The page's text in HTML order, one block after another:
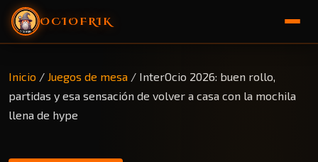
OCIOFRIK
🎁 Sorteo
Inicio / Juegos de mesa / InterOcio 2026: buen rollo,
partidas y esa sensación de volver a casa con la mochila
llena de hype